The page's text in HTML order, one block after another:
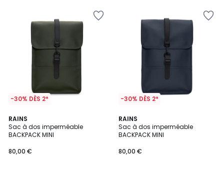
-30% DÈS 2*
RAINS
Sac à dos imperméable
BACKPACK MINI
80,00 €
-30% DÈS 2*
RAINS
Sac à dos imperméable
BACKPACK MINI
80,00 €